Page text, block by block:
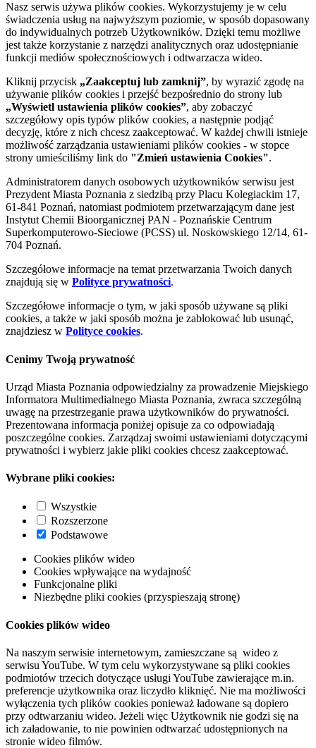
Nasz serwis używa plików cookies. Wykorzystujemy je w celu
świadczenia usług na najwyższym poziomie, w sposób dopasowany
do indywidualnych potrzeb Użytkowników. Dzięki temu możliwe
jest także korzystanie z narzędzi analitycznych oraz udostępnianie
funkcji mediów społecznościowych i odtwarzacza wideo.
Kliknij przycisk „Zaakceptuj lub zamknij”, by wyrazić zgodę na
używanie plików cookies i przejść bezpośrednio do strony lub
„Wyświetl ustawienia plików cookies”, aby zobaczyć
szczegółowy opis typów plików cookies, a następnie podjąć
decyzję, które z nich chcesz zaakceptować. W każdej chwili istnieje
możliwość zarządzania ustawieniami plików cookies - w stopce
strony umieściliśmy link do "Zmień ustawienia Cookies".
Administratorem danych osobowych użytkowników serwisu jest
Prezydent Miasta Poznania z siedzibą przy Placu Kolegiackim 17,
61-841 Poznań, natomiast podmiotem przetwarzającym dane jest
Instytut Chemii Bioorganicznej PAN - Poznańskie Centrum
Superkomputerowo-Sieciowe (PCSS) ul. Noskowskiego 12/14, 61-
704 Poznań.
Szczegółowe informacje na temat przetwarzania Twoich danych
znajdują się w Polityce prywatności.
Szczegółowe informacje o tym, w jaki sposób używane są pliki
cookies, a także w jaki sposób można je zablokować lub usunąć,
znajdziesz w Polityce cookies.
Cenimy Twoją prywatność
Urząd Miasta Poznania odpowiedzialny za prowadzenie Miejskiego
Informatora Multimedialnego Miasta Poznania, zwraca szczególną
uwagę na przestrzeganie prawa użytkowników do prywatności.
Prezentowana informacja poniżej opisuje za co odpowiadają
poszczególne cookies. Zarządzaj swoimi ustawieniami dotyczącymi
prywatności i wybierz jakie pliki cookies chcesz zaakceptować.
Wybrane pliki cookies:
Wszystkie
Rozszerzone
Podstawowe
Cookies plików wideo
Cookies wpływające na wydajność
Funkcjonalne pliki
Niezbędne pliki cookies (przyspieszają stronę)
Cookies plików wideo
Na naszym serwisie internetowym, zamieszczane są wideo z
serwisu YouTube. W tym celu wykorzystywane są pliki cookies
podmiotów trzecich dotyczące usługi YouTube zawierające m.in.
preferencje użytkownika oraz liczydło kliknięć. Nie ma możliwości
wyłączenia tych plików cookies ponieważ ładowane są dopiero
przy odtwarzaniu wideo. Jeżeli więc Użytkownik nie godzi się na
ich załadowanie, to nie powinien odtwarzać udostępnionych na
stronie wideo filmów.